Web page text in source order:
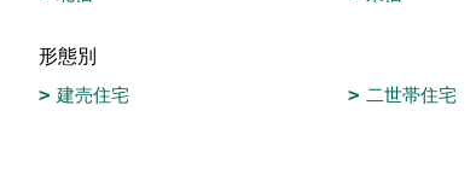
形態別
建売住宅
二世帯住宅